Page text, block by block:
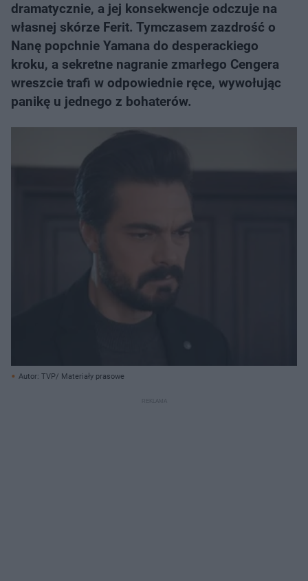
dramatycznie, a jej konsekwencje odczuje na
własnej skórze Ferit. Tymczasem zazdrość o
Nanę popchnie Yamana do desperackiego
kroku, a sekretne nagranie zmarłego Cengera
wreszcie trafi w odpowiednie ręce, wywołując
panikę u jednego z bohaterów.
Autor: TVP/ Materiały prasowe